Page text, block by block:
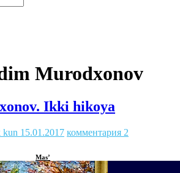
Murodxonov
Ikki hikoya
kun 15.01.2017 комментария 2
Mas’